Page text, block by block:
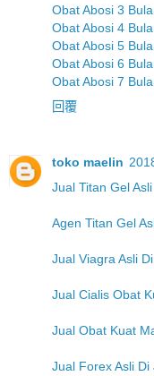
Obat Abosi 3
Obat Abosi 4
Obat Abosi 5
Obat Abosi 6
Obat Abosi 7
回覆
toko maelin
Jual Titan Gel Asli
Agen Titan Gel
Jual Viagra Asli
Jual Cialis Obat
Jual Obat Kuat
Jual Forex Asli Di